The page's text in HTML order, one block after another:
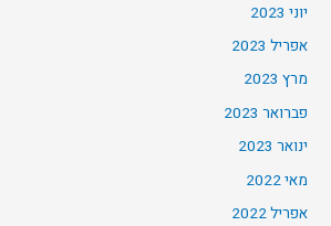
יוני 2023
אפריל 2023
מרץ 2023
פברואר 2023
ינואר 2023
מאי 2022
אפריל 2022